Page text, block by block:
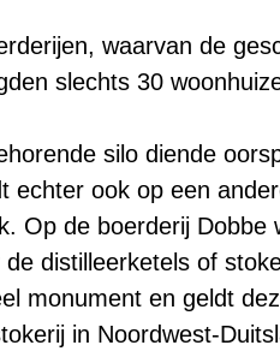
waarvan de
slechts 30
silo diende
echter ook op een
Op de boerderij Dobbe
distilleerketels of
monument en geldt
in Noordwest-